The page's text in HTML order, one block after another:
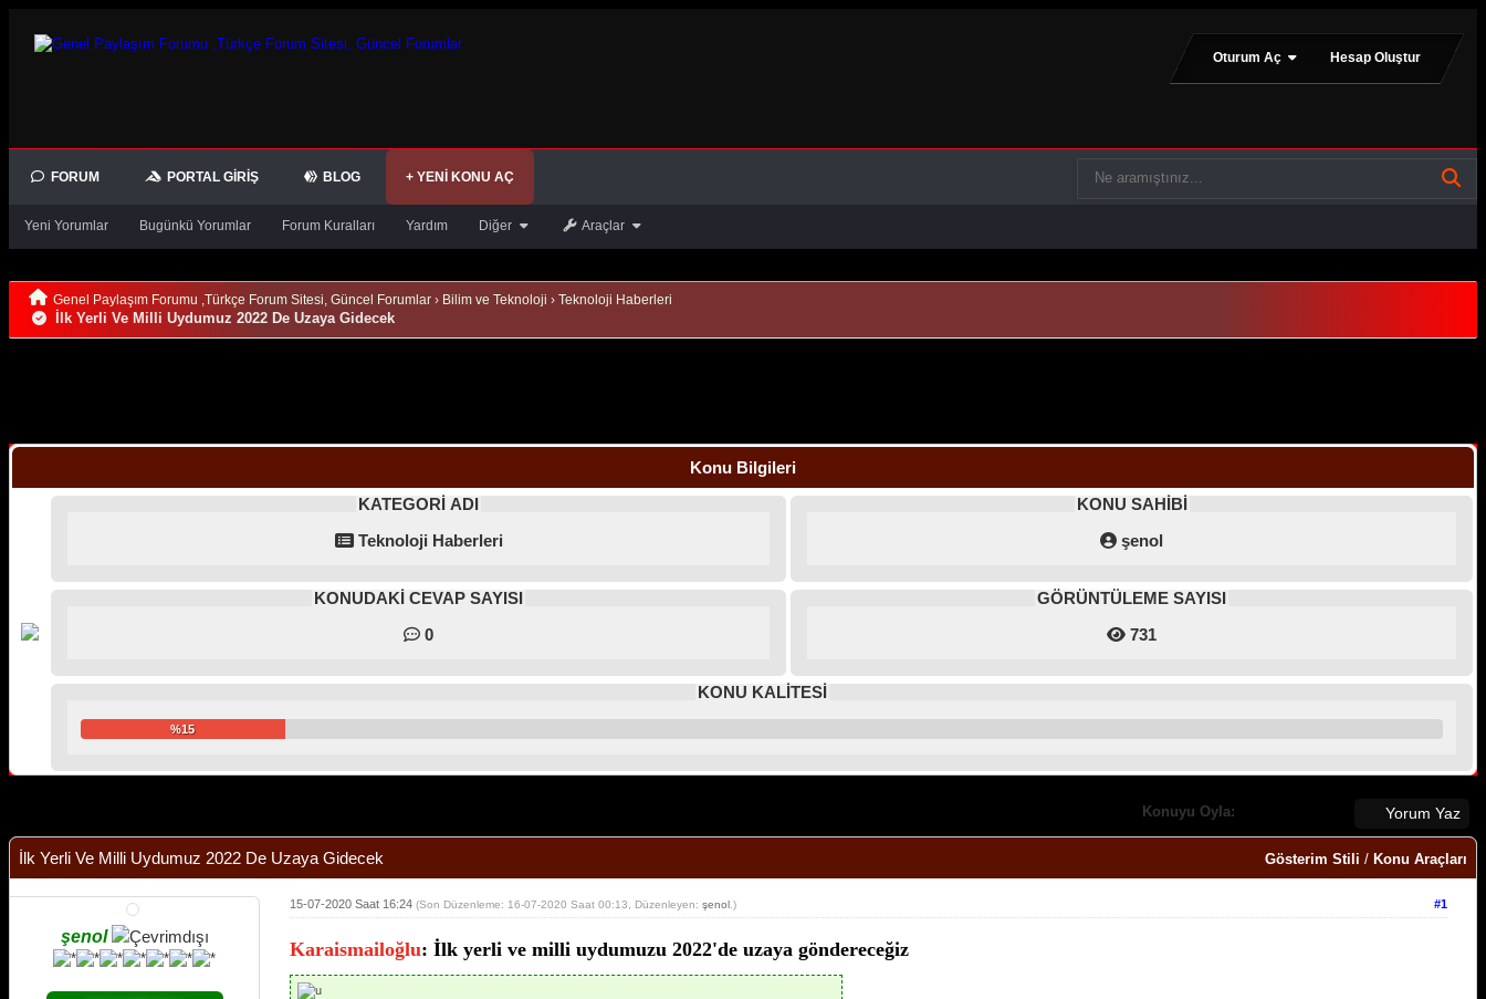
Oturum Aç Hesap Oluştur
FORUM PORTAL GIRIŞ BLOG + YENI KONU AÇ
Yeni Yorumlar Bugünkü Yorumlar Forum Kuralları Yardım Diğer Araçlar
Genel Paylaşım Forumu ,Türkçe Forum Sitesi, Güncel Forumlar › Bilim ve Teknoloji › Teknoloji Haberleri
İlk Yerli Ve Milli Uydumuz 2022 De Uzaya Gidecek
Konu Bilgileri
KATEGORİ ADI
Teknoloji Haberleri
KONU SAHİBİ
şenol
KONUDAKİ CEVAP SAYISI
0
GÖRÜNTÜLEME SAYISI
731
KONU KALİTESİ
%15
Yorum Yaz
Konuyu Oyla:
Gösterim Stili / Konu Araçları
İlk Yerli Ve Milli Uydumuz 2022 De Uzaya Gidecek
şenol
#1
15-07-2020 Saat 16:24 (Son Düzenleme: 16-07-2020 Saat 00:13, Düzenleyen: şenol.)
Karaismailoğlu: İlk yerli ve milli uydumuzu 2022'de uzaya göndereceğiz